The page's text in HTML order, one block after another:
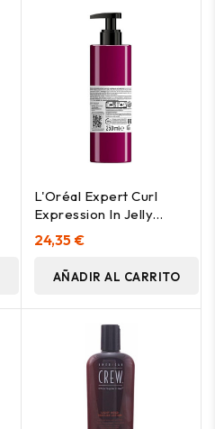
L'Oréal Expert Curl
Expression In Jelly
Crema Definición
250Ml
24,35 €
AÑADIR AL CARRITO